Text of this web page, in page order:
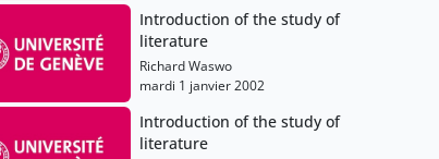
Introduction of the study of
literature
Richard Waswo
mardi 1 janvier 2002
Introduction of the study of
literature